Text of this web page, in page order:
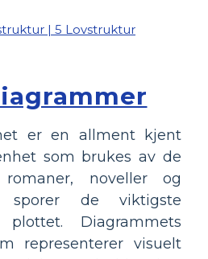
er en allment kjent
som brukes av de
noveller og
sporer de viktigste
Diagrammets
representerer visuelt